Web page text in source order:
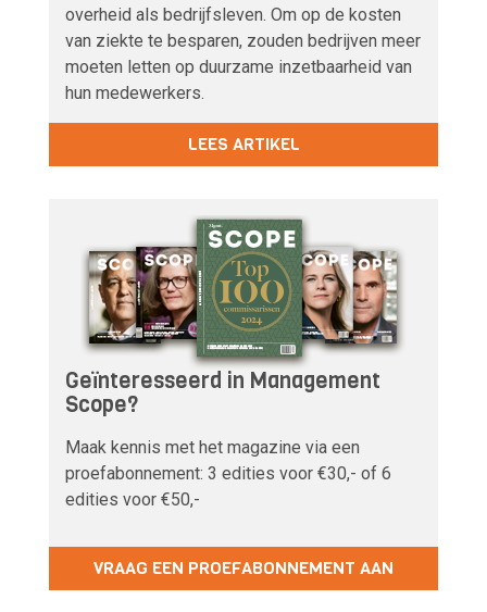
overheid als bedrijfsleven. Om op de kosten
van ziekte te besparen, zouden bedrijven meer
moeten letten op duurzame inzetbaarheid van
hun medewerkers.
LEES ARTIKEL
Geïnteresseerd in Management
Scope?
Maak kennis met het magazine via een
proefabonnement: 3 edities voor €30,- of 6
edities voor €50,-
VRAAG EEN PROEFABONNEMENT AAN